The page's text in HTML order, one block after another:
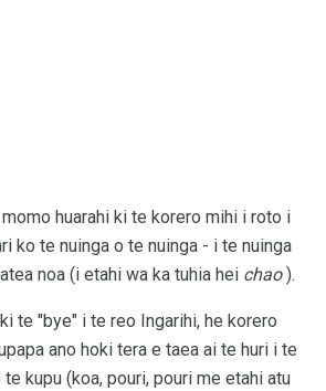
huarahi ki te korero mihi i roto i
ko te nuinga o te nuinga - i te nuinga
noa (i etahi wa ka tuhia hei chao).
te "bye" i te reo Ingarihi, he korero
ano hoki tera e taea ai te huri i te
kupu (koa, pouri, pouri me etahi atu